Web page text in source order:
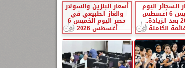
السجائر اليوم
الخميس 6 أغسطس
2026 بعد الزيادة..
الكاملة
أسعار البنزين والسولار
والغاز الطبيعي في
مصر اليوم الخميس 6
أغسطس 2026